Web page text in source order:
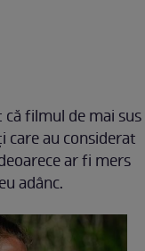
filmul de mai sus
au considerat
ar fi mers
adânc.